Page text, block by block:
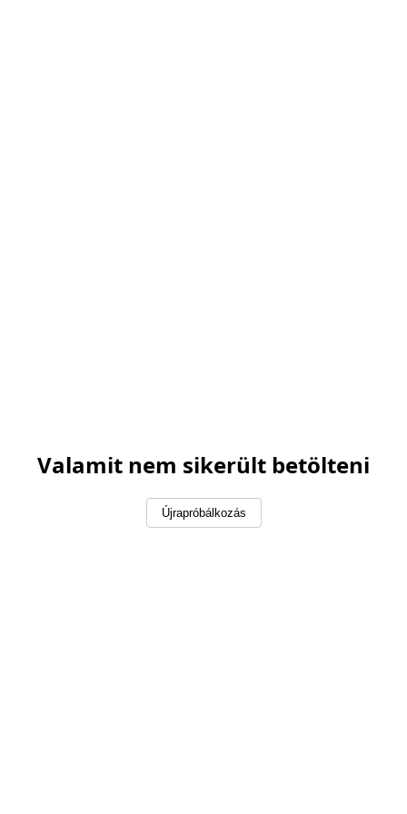
Valamit nem sikerült betölteni
Újrapróbálkozás